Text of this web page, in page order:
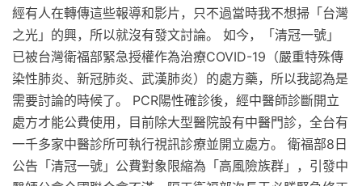
經有人在轉傳這些報導和影片，只不過當時我不想掃「台灣
之光」的興，所以就沒有發文討論。 如今，「清冠一號」
已被台灣衛福部緊急授權作為治療COVID-19（嚴重特殊傳
染性肺炎、新冠肺炎、武漢肺炎）的處方藥，所以我認為是
需要討論的時候了。 PCR陽性確診後，經中醫師診斷開立
處方才能公費使用，目前除大型醫院設有中醫門診，全台有
一千多家中醫診所可執行視訊診療並開立處方。 衛福部8日
公告「清冠一號」公費對象限縮為「高風險族群」，引發中